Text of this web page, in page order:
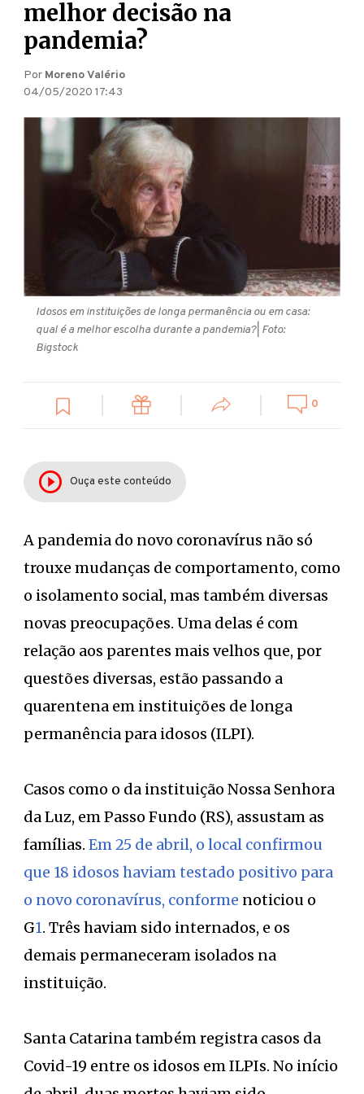
melhor decisão na
pandemia?
Por Moreno Valério
04/05/2020 17:43
Idosos em instituições de longa permanência ou em casa:
qual é a melhor escolha durante a pandemia?| Foto:
Bigstock
0
Ouça este conteúdo
A pandemia do novo coronavírus não só
trouxe mudanças de comportamento, como
o isolamento social, mas também diversas
novas preocupações. Uma delas é com
relação aos parentes mais velhos que, por
questões diversas, estão passando a
quarentena em instituições de longa
permanência para idosos (ILPI).
Casos como o da instituição Nossa Senhora
da Luz, em Passo Fundo (RS), assustam as
famílias. Em 25 de abril, o local confirmou
que 18 idosos haviam testado positivo para
o novo coronavírus, conforme noticiou o
G1. Três haviam sido internados, e os
demais permaneceram isolados na
instituição.
Santa Catarina também registra casos da
Covid-19 entre os idosos em ILPIs. No início